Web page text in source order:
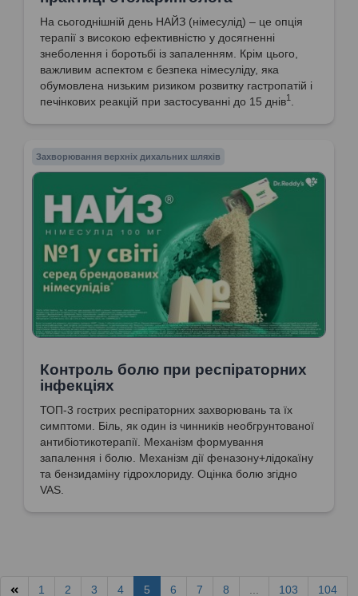
На сьогоднішній день НАЙЗ (німесулід) – це опція
терапії з високою ефективністю у досягненні
знеболення і боротьбі із запаленням. Крім цього,
важливим аспектом є безпека німесуліду, яка
обумовлена низьким ризиком розвитку гастропатій і
печінкових реакцій при застосуванні до 15 днів1
Захворювання верхніх дихальних шляхів
Контроль болю при респіраторних
інфекціях
ТОП-3 гострих респіраторних захворювань та їх
симптоми. Біль, як один із чинників необгрунтованої
антибіотикотерапії. Механізм формування
запалення і болю. Механізм дії феназону+лідокаїну
та бензидаміну гідрохлориду. Оцінка болю згідно
VAS.
1 2 3 4 5 6 7 8 103 104